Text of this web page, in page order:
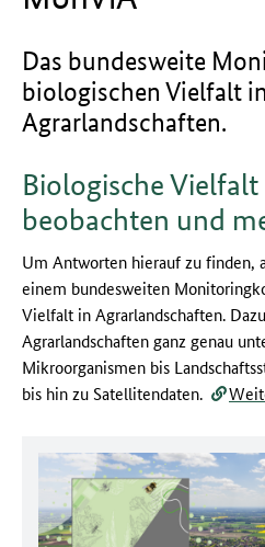
Das bundesweite
biologischen Vielfalt in
Agrarlandschaften.
Biologische Vielfalt
beobachten und
Um Antworten hierauf zu finden,
einem bundesweiten
Vielfalt in Agrarlandschaften.
Agrarlandschaften ganz genau
Mikroorganismen bis
bis hin zu Satellitendaten.